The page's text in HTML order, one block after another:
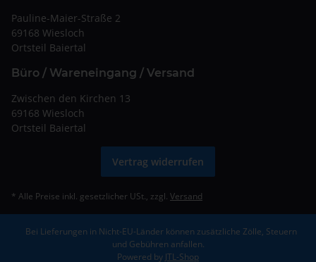
Pauline-Maier-Straße 2
69168 Wiesloch
Ortsteil Baiertal
Büro / Wareneingang / Versand
Zwischen den Kirchen 13
69168 Wiesloch
Ortsteil Baiertal
Vertrag widerrufen
* Alle Preise inkl. gesetzlicher USt., zzgl. Versand
Bei Lieferungen in Nicht-EU-Länder können zusätzliche Zölle, Steuern
und Gebühren anfallen.
Powered by JTL-Shop